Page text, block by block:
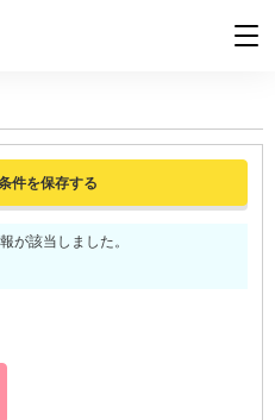
件を保存する
が該当しました。